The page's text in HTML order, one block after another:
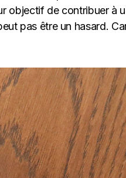
objectif de contribuer à
pas être un hasard.